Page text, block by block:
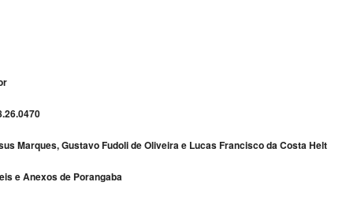
Marques, Gustavo Fudoli de Oliveira e Lucas Francisco da Costa Helt
e Anexos de Porangaba